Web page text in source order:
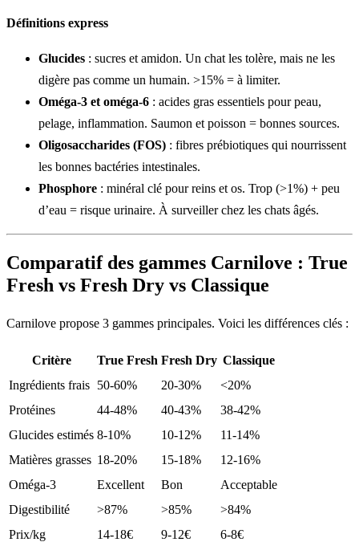
Définitions express
Glucides : sucres et amidon. Un chat les tolère, mais ne les
digère pas comme un humain. >15% = à limiter.
Oméga-3 et oméga-6 : acides gras essentiels pour peau,
pelage, inflammation. Saumon et poisson = bonnes sources.
Oligosaccharides (FOS) : fibres prébiotiques qui nourrissent
les bonnes bactéries intestinales.
Phosphore : minéral clé pour reins et os. Trop (>1%) + peu
d’eau = risque urinaire. À surveiller chez les chats âgés.
Comparatif des gammes Carnilove : True
Fresh vs Fresh Dry vs Classique
Carnilove propose 3 gammes principales. Voici les différences clés :
Critère True Fresh Fresh Dry Classique
Ingrédients frais 50-60% 20-30%
<20%
Protéines
44-48% 40-43%
38-42%
Glucides estimés 8-10% 10-12%
11-14%
Matières grasses 18-20% 15-18%
12-16%
Oméga-3
Excellent Bon
Acceptable
Digestibilité
>87% >85%
>84%
Prix/kg
14-18€ 9-12€
6-8€